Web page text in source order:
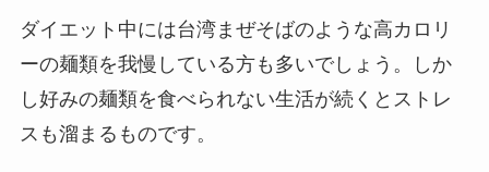
ダイエット中には台湾まぜそばのような高カロリ
ーの麺類を我慢している方も多いでしょう。しか
し好みの麺類を食べられない生活が続くとストレ
スも溜まるものです。